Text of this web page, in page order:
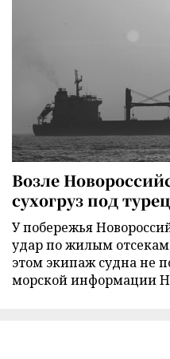
Возле
сухогруз под
У побережья
удар по жилым отсекам
этом экипаж судна не
морской информации